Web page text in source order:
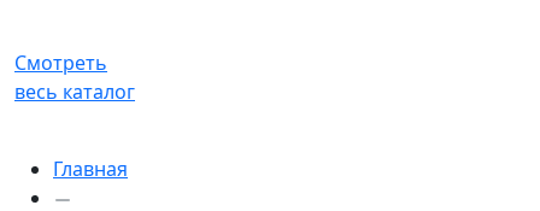
Смотреть
весь каталог
Главная